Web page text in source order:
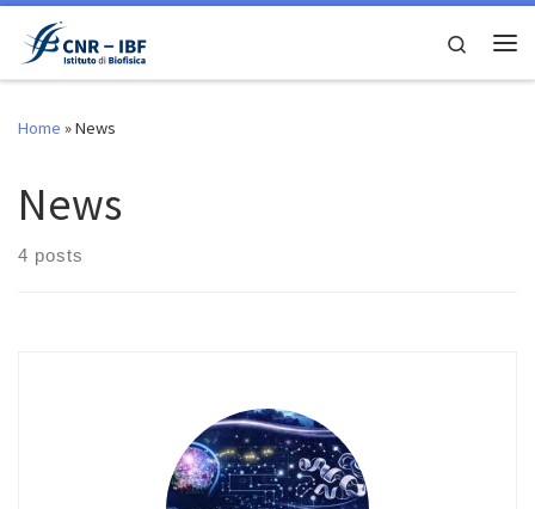
Skip to content
Search
Home »News
News
4 posts